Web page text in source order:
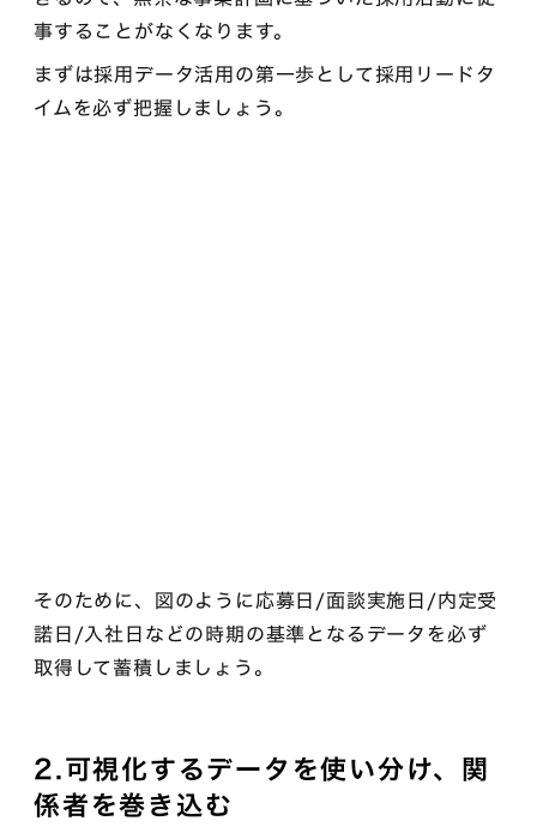
事することがなくなります。
まずは採用データ活用の第一歩として採用リードタ
イムを必ず把握しましょう。
そのために、図のように応募日/面談実施日/内定受
諾日/入社日などの時期の基準となるデータを必ず
取得して蓄積しましょう。
2.可視化するデータを使い分け、関
係者を巻き込む